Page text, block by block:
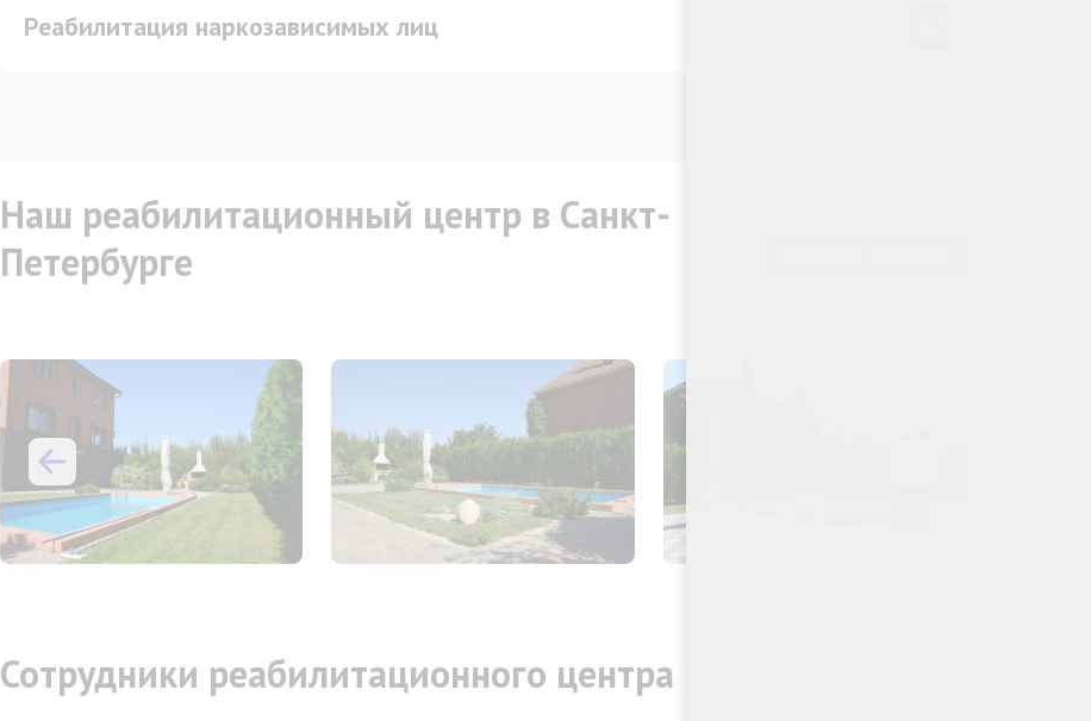
Реабилитация наркозависимых лиц
Наш реабилитационный центр в Санкт-
Петербурге
Сотрудники реабилитационного центра